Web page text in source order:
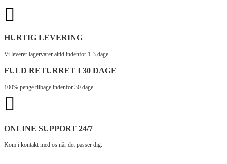
HURTIG LEVERING
Vi leverer lagervarer altid indenfor 1-3 dage.
FULD RETURRET I 30 DAGE
100% penge tilbage indenfor 30 dage.
ONLINE SUPPORT 24/7
Kom i kontakt med os når det passer dig.